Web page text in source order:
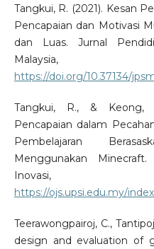
Tangkui, R. (2021). Kesan
Pencapaian dan Motivasi
dan Luas. Jurnal
Malaysia,
https://doi.org/10.37134/
Tangkui, R., & Keong,
Pencapaian dalam
Pembelajaran
Menggunakan
Inovasi,
https://ojs.upsi.edu.my/
Teerawongpairoj, C.,
design and evaluation of